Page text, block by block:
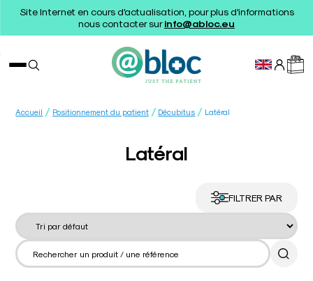
Site Internet en cours d'actualisation, pour plus d'informations
nous contacter surinfo@abloc.eu
Accueil / Positionnement du patient / Décubitus / Latéral
Latéral
FILTRER PAR